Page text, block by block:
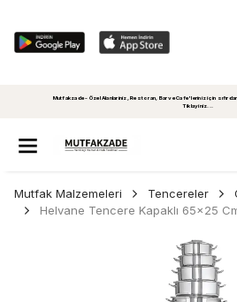
Mutfakzade - Özel Alanlariniz, Restoran, Bar ve Cafe'leriniz için
Tiklayiniz...
Mutfak Malzemeleri Tencereler
Helvane Tencere Kapaklı 65x25